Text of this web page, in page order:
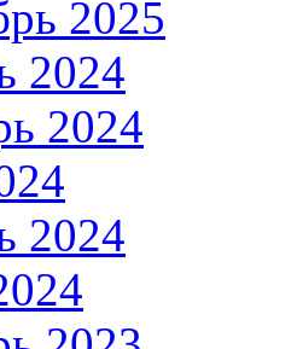
2025
2024
2024
2024